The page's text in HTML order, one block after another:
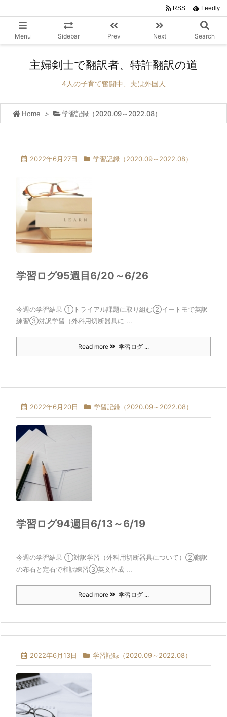
Menu Sidebar Prev Next Search
RSS Feedly
主婦剣士で翻訳者、特許翻訳の道
4人の子育て奮闘中、夫は外国人
Home > 学習記録（2020.09～2022.08）
2022年6月27日 学習記録（2020.09～2022.08）
学習ログ95週目6/20～6/26
今週の学習結果 ①トライアル課題に取り組む②イートモで英訳
練習③対訳学習（外科用切断器具に ...
Read more 学習ログ ...
2022年6月20日 学習記録（2020.09～2022.08）
学習ログ94週目6/13～6/19
今週の学習結果 ①対訳学習（外科用切断器具について）②翻訳
の布石と定石で和訳練習③英文作成 ...
Read more 学習ログ ...
2022年6月13日 学習記録（2020.09～2022.08）